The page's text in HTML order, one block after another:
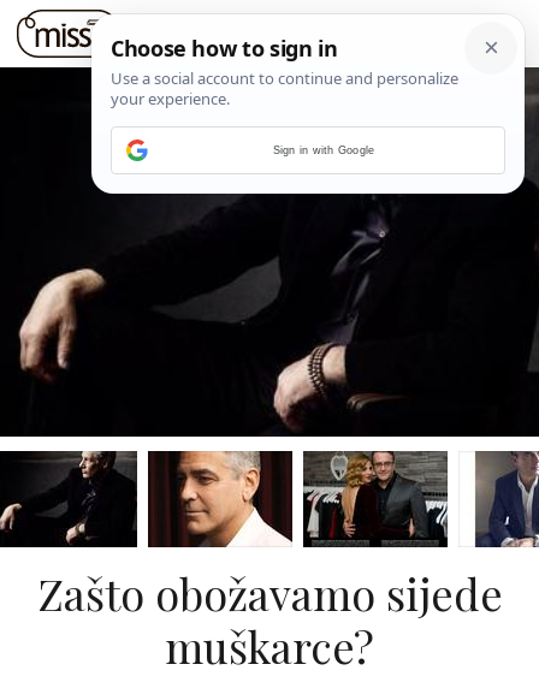
Zašto obožavamo sijede
muškarce?
Sign in with Google